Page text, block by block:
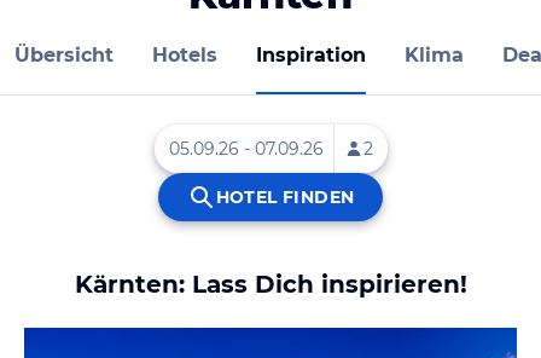
Übersicht Hotels Inspiration Klima
Kärnten: Lass Dich inspirieren!